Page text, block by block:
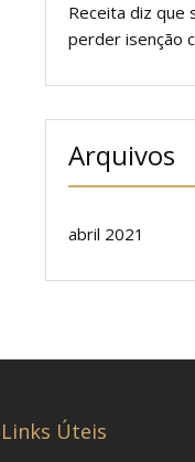
Receita diz que
perder isenção
Arquivos
abril 2021
Links Úteis